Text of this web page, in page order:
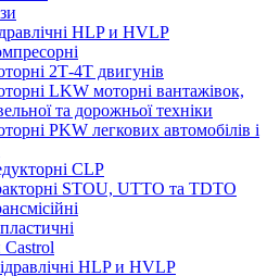
HLP и HVLP
2Т-4Т двигунів
LKW моторні вантажівок,
та дорожньої техніки
PKW легкових автомобілів і
CLP
STOU, UTTO та TDTO
Castrol
HLP и HVLP